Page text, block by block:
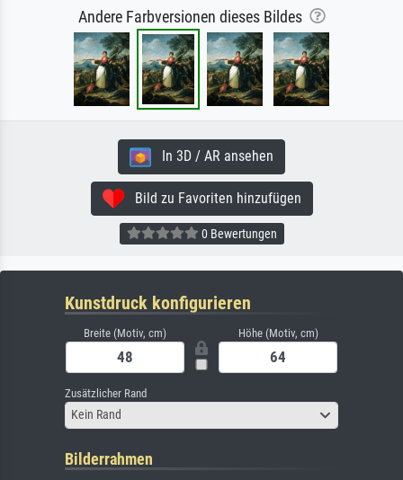
Andere Farbversionen dieses Bildes
In 3D / AR ansehen
Bild zu Favoriten hinzufügen
0 Bewertungen
Kunstdruck konfigurieren
Breite (Motiv, cm) Höhe (Motiv, cm)
Zusätzlicher Rand
Kein Rand
Bilderrahmen